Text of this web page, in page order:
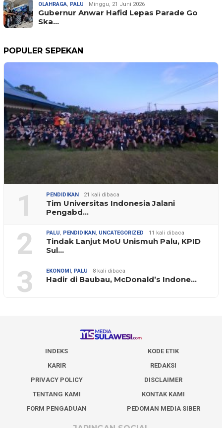
OLAHRAGA, PALU Minggu, 21 Juni 2026
Gubernur Anwar Hafid Lepas Parade Go
Ska…
POPULER SEPEKAN
1 PENDIDIKAN 21 kali dibaca
Tim Universitas Indonesia Jalani
Pengabd…
2 PALU, PENDIDIKAN, UNCATEGORIZED 11 kali dibaca
Tindak Lanjut MoU Unismuh Palu, KPID
Sul…
3 EKONOMI, PALU 8 kali dibaca
Hadir di Baubau, McDonald’s Indone…
INDEKS
KODE ETIK
KARIR
REDAKSI
PRIVACY POLICY
DISCLAIMER
TENTANG KAMI
KONTAK KAMI
FORM PENGADUAN
PEDOMAN MEDIA SIBER